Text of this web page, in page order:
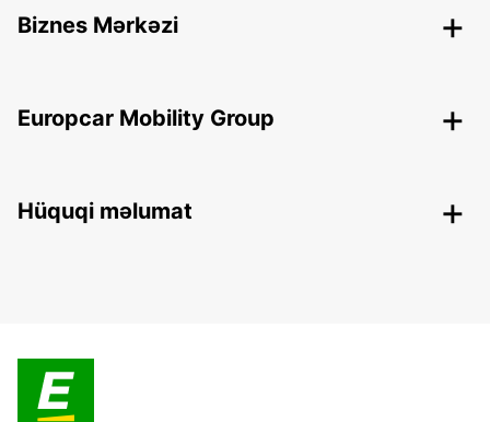
Biznes Mərkəzi
Europcar Mobility Group
Hüquqi məlumat